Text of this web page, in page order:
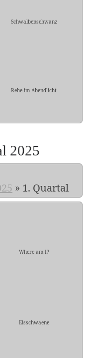
Schwalbenschwanz
Rehe im Abendlicht
2025
» 1. Quartal
Where am I?
Eisschwaene